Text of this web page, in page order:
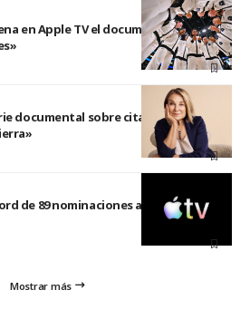
en Apple TV el documental «La
documental sobre citas titulada «La
de 89 nominaciones a los premios
Mostrar más